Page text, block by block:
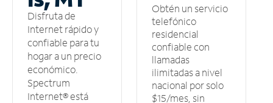
Disfruta de
Internet rápido y
confiable para tu
hogar a un precio
económico.
Spectrum
Internet® está
Obtén un servicio
telefónico
residencial
confiable con
llamadas
ilimitadas a nivel
nacional por solo
$15/mes, sin